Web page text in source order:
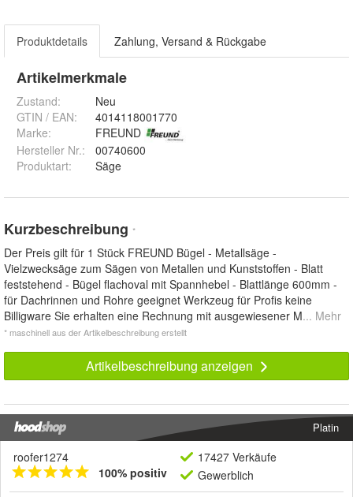
Produktdetails Zahlung, Versand & Rückgabe
Artikelmerkmale
Zustand:
Neu
GTIN / EAN:
4014118001770
Marke:
FREUND
Hersteller Nr.:
00740600
Produktart: Säge
Kurzbeschreibung *
Der Preis gilt für 1 Stück FREUND Bügel - Metallsäge -
Vielzwecksäge zum Sägen von Metallen und Kunststoffen - Blatt
feststehend - Bügel flachoval mit Spannhebel - Blattlänge 600mm -
für Dachrinnen und Rohre geeignet Werkzeug für Profis keine
Billigware Sie erhalten eine Rechnung mit ausgewiesener M... Mehr
* maschinell aus der Artikelbeschreibung erstellt
Artikelbeschreibung anzeigen
Platin
roofer1274
100% positiv
17427 Verkäufe
Gewerblich